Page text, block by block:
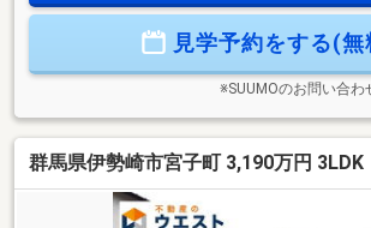
件などさらに物件を見たい方は下記リンクより
見学予約をする(無
※SUUMOのお問い合
群馬県伊勢崎市宮子町 3,190万円 3LDK